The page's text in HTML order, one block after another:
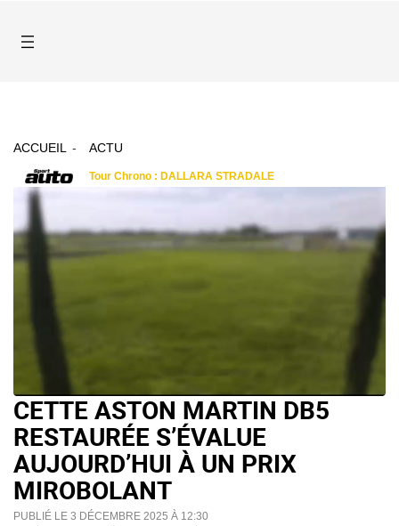
ACCUEIL ACTU
CETTE ASTON MARTIN DB5
RESTAURÉE S’ÉVALUE
AUJOURD’HUI À UN PRIX
MIROBOLANT
PUBLIÉ LE 3 DÉCEMBRE 2025 À 12:30